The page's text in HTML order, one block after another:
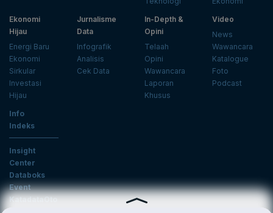
Ekonomi
Hijau
Energi Baru
Ekonomi
Sirkular
Investasi
Hijau
Jurnalisme
Data
Infografik
Analisis
Cek Data
In-Depth &
Opini
Telaah
Opini
Wawancara
Laporan
Khusus
Video
News
Wawancara
Katalogue
Foto
Podcast
Info
Indeks
Insight
Center
Databoks
Event
KatadataOto